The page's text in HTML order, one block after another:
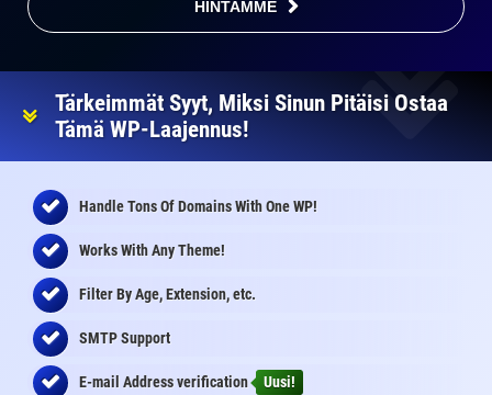
HINTAMME
Tärkeimmät Syyt, Miksi Sinun Pitäisi Ostaa
Tämä WP-Laajennus!
Handle Tons Of Domains With One WP!
Works With Any Theme!
Filter By Age, Extension, etc.
SMTP Support
E-mail Addressverification Uusi!